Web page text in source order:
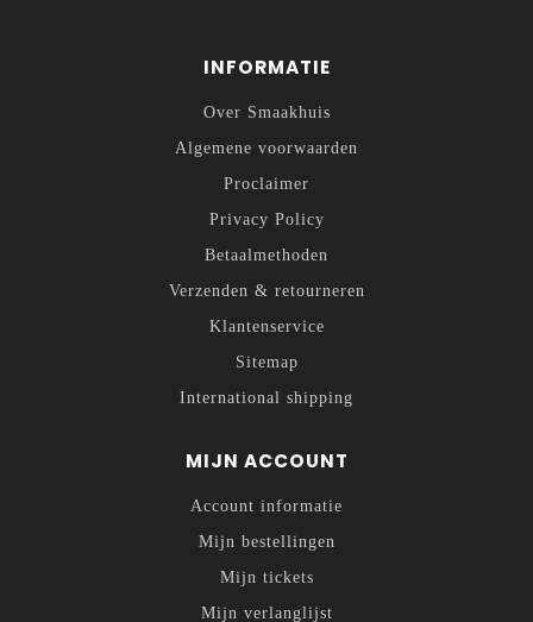
INFORMATIE
Over Smaakhuis
Algemene voorwaarden
Proclaimer
Privacy Policy
Betaalmethoden
Verzenden & retourneren
Klantenservice
Sitemap
International shipping
MIJN ACCOUNT
Account informatie
Mijn bestellingen
Mijn tickets
Mijn verlanglijst